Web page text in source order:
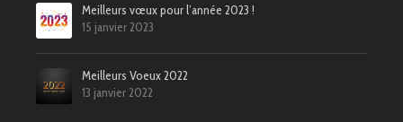
Meilleurs vœux pour l’année 2023 !
15 janvier 2023
Meilleurs Voeux 2022
13 janvier 2022